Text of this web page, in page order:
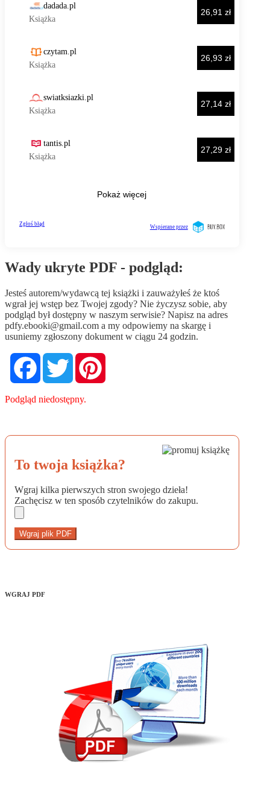
Wady ukryte PDF - podgląd:
Jesteś autorem/wydawcą tej książki i zauważyłeś że ktoś
wgrał jej wstęp bez Twojej zgody? Nie życzysz sobie, aby
podgląd był dostępny w naszym serwisie? Napisz na adres
pdfy.ebooki@gmail.com a my odpowiemy na skargę i
usuniemy zgłoszony dokument w ciągu 24 godzin.
FacebookTwitter
Podgląd niedostępny.
To twoja książka?
Wgraj kilka pierwszych stron swojego dzieła!
Zachęcisz w ten sposób czytelników do zakupu.
Wgraj plik PDF
WGRAJ PDF